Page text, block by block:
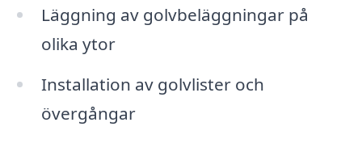
Läggning av golvbeläggningar på
olika ytor
Installation av golvlister och
övergångar